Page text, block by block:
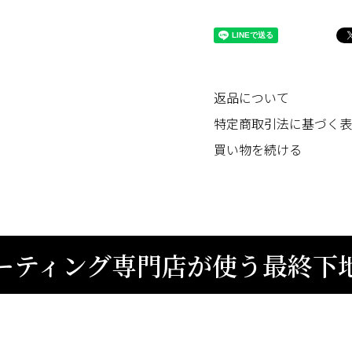
返品について
特定商取引法に基づく
買い物を続ける
ティング専門店が使う最終下